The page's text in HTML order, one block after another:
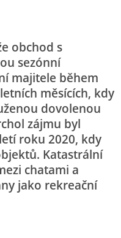
obchod s
sezónní
majitele během
měsících, kdy
dovolenou
zájmu byl
roku 2020, kdy
Katastrální
chatami a
jako rekreační